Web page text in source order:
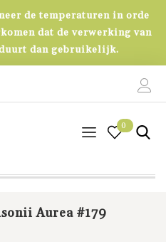
de temperaturen in orde
dat de verwerking van
dan gebruikelijk.
0
0
Aurea #179